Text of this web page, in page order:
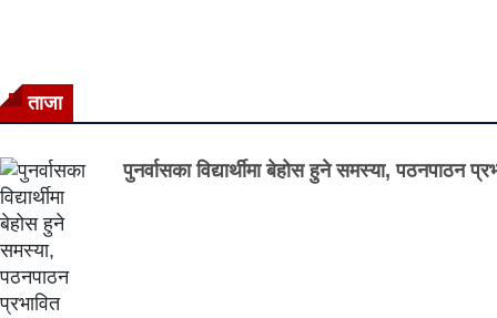
ताजा
पुनर्वासका विद्यार्थीमा बेहोस हुने समस्या, पठनपाठन